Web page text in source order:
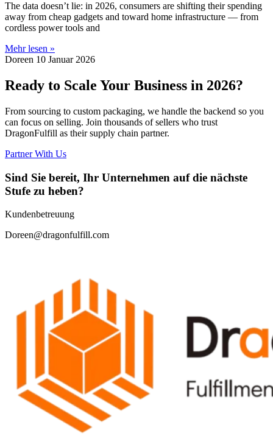
The data doesn’t lie: in 2026, consumers are shifting their spending
away from cheap gadgets and toward home infrastructure — from
cordless power tools and
Mehr lesen »
Doreen 10 Januar 2026
Ready to Scale Your Business in 2026?
From sourcing to custom packaging, we handle the backend so you
can focus on selling. Join thousands of sellers who trust
DragonFulfill as their supply chain partner.
Partner With Us
Sind Sie bereit, Ihr Unternehmen auf die nächste
Stufe zu heben?
Kundenbetreuung
Doreen@dragonfulfill.com